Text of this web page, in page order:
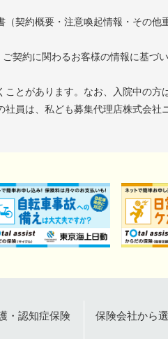
契約概要・注意喚起情報・その
契約に関わるお客様の情報に基づ
とがあります。なお、入院中の方
員は、私ども募集代理店株式会
・認知症保険 保険会社から